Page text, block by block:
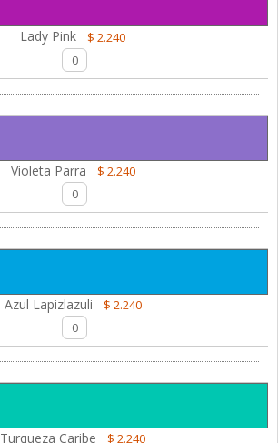
Lady Pink $ 2.240
Violeta Parra $ 2.240
Azul Lapizlazuli $ 2.240
Turqueza Caribe $ 2.240